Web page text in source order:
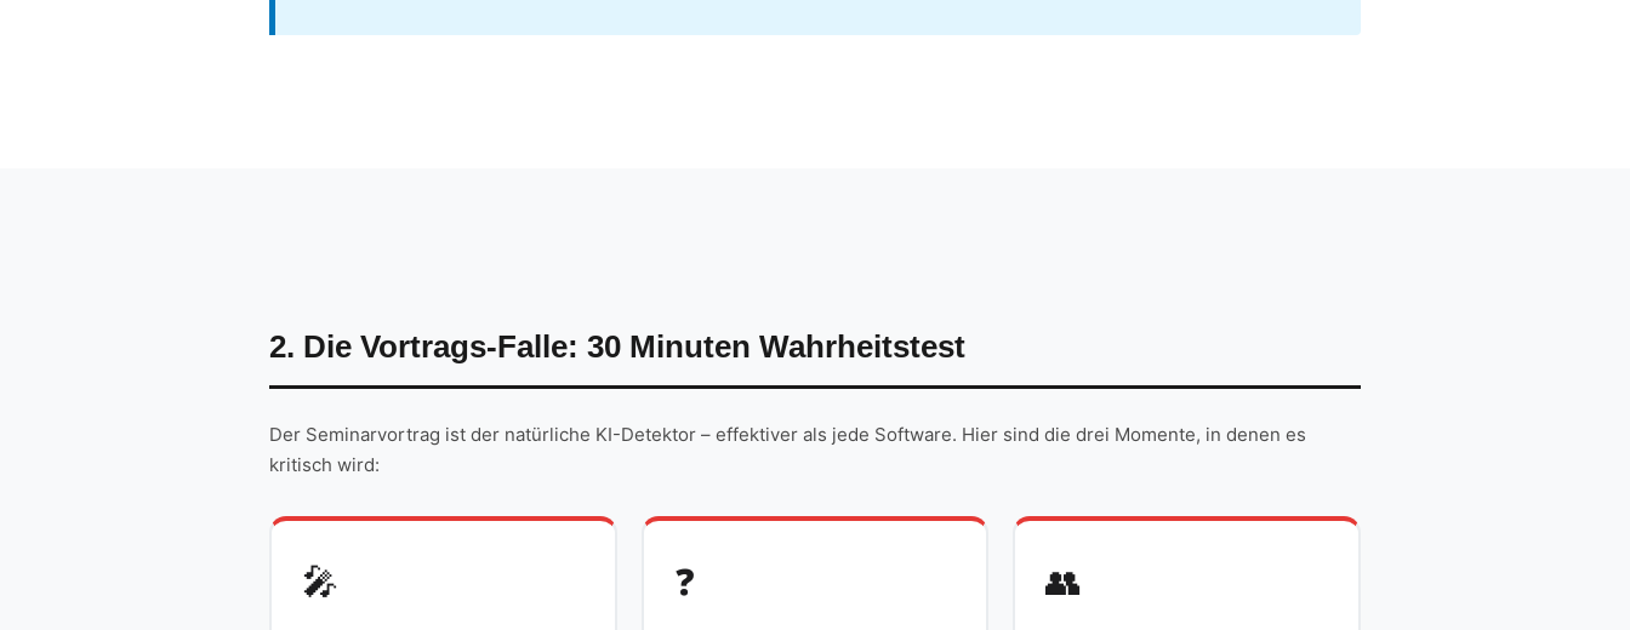
2. Die Vortrags-Falle: 30 Minuten Wahrheitstest
Der Seminarvortrag ist der natürliche KI-Detektor – effektiver als jede Software. Hier sind die drei Momente, in denen es
kritisch wird:
🎤 ❓ 👥